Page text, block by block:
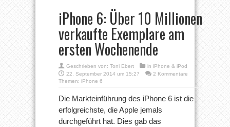
iPhone 6: Über 10 Millionen
verkaufte Exemplare am
ersten Wochenende
Geschrieben von: Toni Ebert in iPhone & iPod
22. September 2014 um 15:27
2 Kommentare
Themen: iPhone 6
Die Markteinführung des iPhone 6 ist die
erfolgreichste, die Apple jemals
durchgeführt hat. Dies gab das